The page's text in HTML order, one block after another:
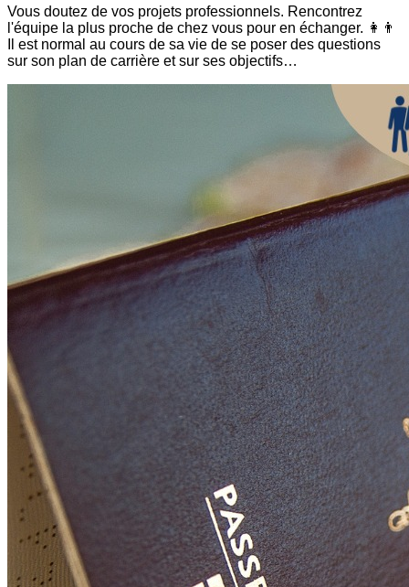
Vous doutez de vos projets professionnels. Rencontrez
l'équipe la plus proche de chez vous pour en échanger. 👩👨
Il est normal au cours de sa vie de se poser des questions
sur son plan de carrière et sur ses objectifs…